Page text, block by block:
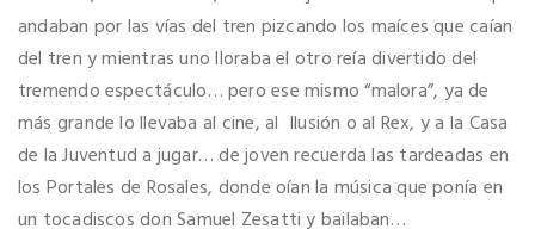
andaban por las vías del tren pizcando los maíces que caían
del tren y mientras uno lloraba el otro reía divertido del
tremendo espectáculo… pero ese mismo “malora”, ya de
más grande lo llevaba al cine, al Ilusión o al Rex, y a la Casa
de la Juventud a jugar… de joven recuerda las tardeadas en
los Portales de Rosales, donde oían la música que ponía en
un tocadiscos don Samuel Zesatti y bailaban…